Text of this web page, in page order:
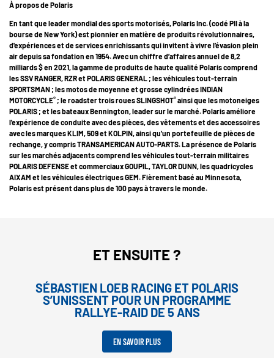
À propos de Polaris
En tant que leader mondial des sports motorisés, Polaris Inc. (codé PII à la
bourse de New York) est pionnier en matière de produits révolutionnaires,
d'expériences et de services enrichissants qui invitent à vivre l’évasion plein
air depuis sa fondation en 1954. Avec un chiffre d’affaires annuel de 8,2
milliards $ en 2021, la gamme de produits de haute qualité Polaris comprend
les SSV RANGER, RZR et POLARIS GENERAL ; les véhicules tout-terrain
SPORTSMAN ; les motos de moyenne et grosse cylindrées INDIAN
MOTORCYCLE® ; le roadster trois roues SLINGSHOT®ainsi que les motoneiges
POLARIS ; et les bateaux Bennington, leader sur le marché. Polaris améliore
l'expérience de conduite avec des pièces, des vêtements et des accessoires
avec les marques KLIM, 509 et KOLPIN, ainsi qu'un portefeuille de pièces de
rechange, y compris TRANSAMERICAN AUTO-PARTS. La présence de Polaris
sur les marchés adjacents comprend les véhicules tout-terrain militaires
POLARIS DEFENSE et commerciaux GOUPIL, TAYLOR DUNN, les quadricycles
AIXAM et les véhicules électriques GEM. Fièrement basé au Minnesota,
Polaris est présent dans plus de 100 pays à travers le monde.
ET ENSUITE ?
SÉBASTIEN LOEB RACING ET POLARIS
S’UNISSENT POUR UN PROGRAMME
RALLYE-RAID DE 5 ANS
EN SAVOIR PLUS